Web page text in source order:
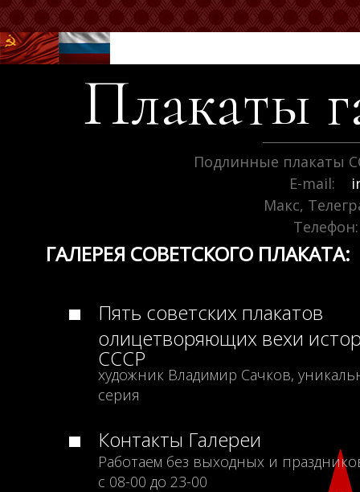
Плакаты
Подлинные плакаты
E-mail:
Макс,
Телефон:
ГАЛЕРЕЯ СОВЕТСКОГО ПЛАКАТА:
Пять советских плакатов
олицетворяющих вехи
СССР
художник Владимир Сачков,
серия
Контакты Галереи
Работаем без выходных и
с 08-00 до 23-00